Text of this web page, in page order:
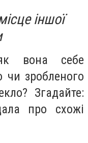
іншої
як вона себе
чи зробленого
Згадайте:
про схожі